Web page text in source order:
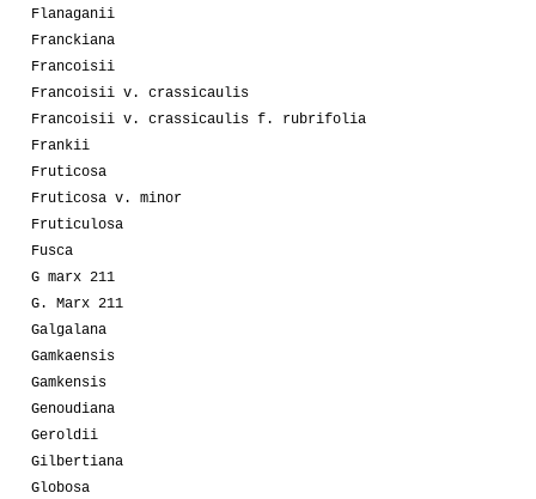
Flanaganii
Franckiana
Francoisii
Francoisii v. crassicaulis
Francoisii v. crassicaulis f. rubrifolia
Frankii
Fruticosa
Fruticosa v. minor
Fruticulosa
Fusca
G marx 211
G. Marx 211
Galgalana
Gamkaensis
Gamkensis
Genoudiana
Geroldii
Gilbertiana
Globosa